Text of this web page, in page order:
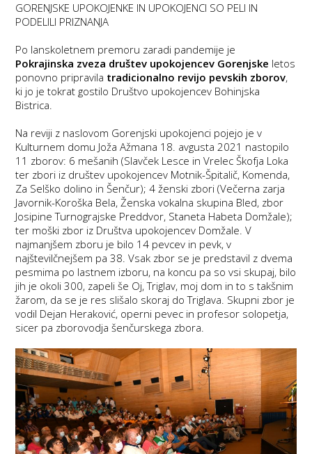
GORENJSKE UPOKOJENKE IN UPOKOJENCI SO PELI IN
PODELILI PRIZNANJA
Po lanskoletnem premoru zaradi pandemije je
Pokrajinska zveza društev upokojencev Gorenjske letos
ponovno pripravila tradicionalno revijo pevskih zborov,
ki jo je tokrat gostilo Društvo upokojencev Bohinjska
Bistrica.
Na reviji z naslovom Gorenjski upokojenci pojejo je v
Kulturnem domu Joža Ažmana 18. avgusta 2021 nastopilo
11 zborov: 6 mešanih (Slavček Lesce in Vrelec Škofja Loka
ter zbori iz društev upokojencev Motnik-Špitalič, Komenda,
Za Selško dolino in Šenčur); 4 ženski zbori (Večerna zarja
Javornik-Koroška Bela, Ženska vokalna skupina Bled, zbor
Josipine Turnograjske Preddvor, Staneta Habeta Domžale);
ter moški zbor iz Društva upokojencev Domžale. V
najmanjšem zboru je bilo 14 pevcev in pevk, v
najštevilčnejšem pa 38. Vsak zbor se je predstavil z dvema
pesmima po lastnem izboru, na koncu pa so vsi skupaj, bilo
jih je okoli 300, zapeli še Oj, Triglav, moj dom in to s takšnim
žarom, da se je res slišalo skoraj do Triglava. Skupni zbor je
vodil Dejan Heraković, operni pevec in profesor solopetja,
sicer pa zborovodja šenčurskega zbora.